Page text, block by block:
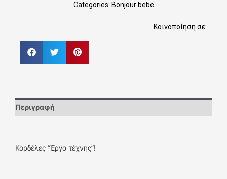
Categories: Bonjour bebe
Κοινοποίηση σε:
Περιγραφή
Κορδέλες “Έργα τέχνης”!